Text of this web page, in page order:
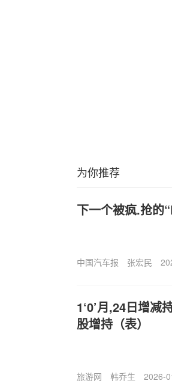
为你推荐
下一个被疯.抢的
中国汽车报 张宏民
1‘0’月,24日增减
股增持（表）
旅游网 韩乔生 2026-